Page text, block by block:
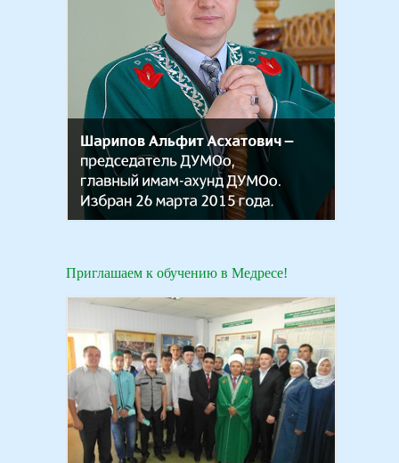
Приглашаем к обучению в Медресе!